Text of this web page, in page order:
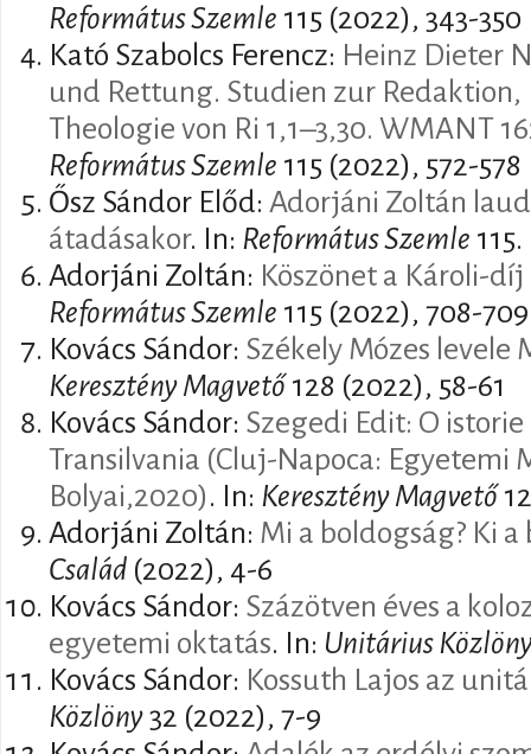
Református Szemle 115 (2022), 343-350
Kató Szabolcs Ferencz: Heinz Dieter
und Rettung. Studien zur
Theologie von Ri 1,1–3,30. WMANT
Református Szemle 115 (2022), 572-578
Ősz Sándor Előd: Adorjáni Zoltán
átadásakor. In: Református Szemle
Adorjáni Zoltán: Köszönet a Károli-
Református Szemle 115 (2022), 708-709
Kovács Sándor: Székely Mózes levele
Keresztény Magvető128 (2022), 58-61
Kovács Sándor: Szegedi Edit: O
Transilvania (Cluj-Napoca: Egyetemi
Bolyai,2020). In: Keresztény Magvető
Adorjáni Zoltán: Mi a boldogság? Ki a
Család (2022), 4-6
Kovács Sándor: Százötven éves a
egyetemi oktatás. In: Unitárius
Kovács Sándor: Kossuth Lajos az
Közlöny32 (2022), 7-9